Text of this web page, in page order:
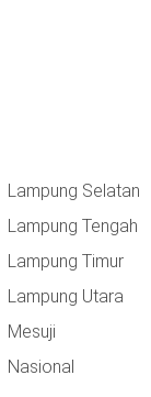
Lampung Selatan
Lampung Tengah
Lampung Timur
Lampung Utara
Mesuji
Nasional